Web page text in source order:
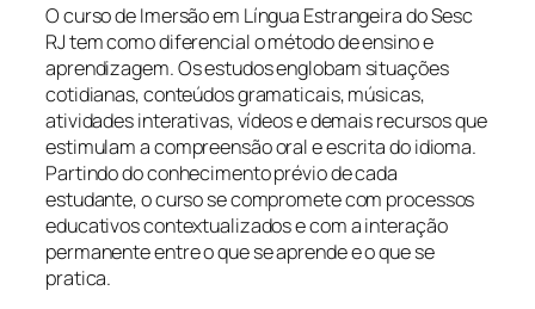
O curso de Imersão em Língua Estrangeira do Sesc
RJ tem como diferencial o método de ensino e
aprendizagem. Os estudos englobam situações
cotidianas, conteúdos gramaticais, músicas,
atividades interativas, vídeos e demais recursos que
estimulam a compreensão oral e escrita do idioma.
Partindo do conhecimento prévio de cada
estudante, o curso se compromete com processos
educativos contextualizados e com a interação
permanente entre o que se aprende e o que se
pratica.